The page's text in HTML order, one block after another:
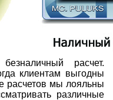
расчет.
клиентам выгодны
расчетов мы лояльны
различные